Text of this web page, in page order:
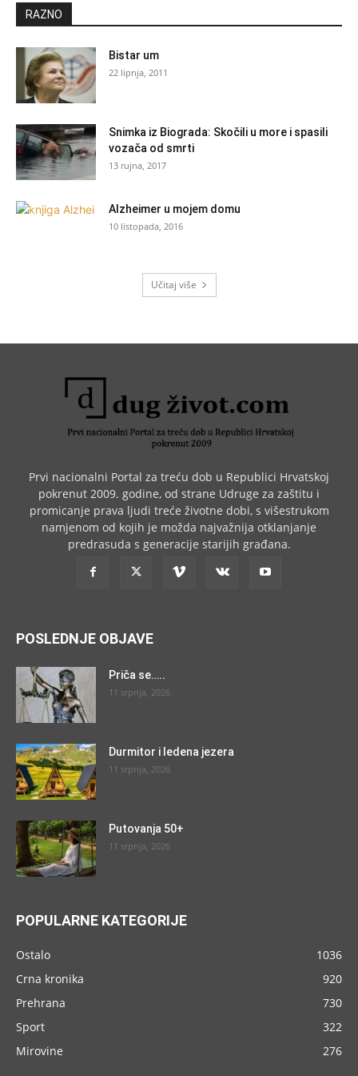
RAZNO
Bistar um
22 lipnja, 2011
Snimka iz Biograda: Skočili u more i spasili
vozača od smrti
13 rujna, 2017
Alzheimer u mojem domu
10 listopada, 2016
Učitaj više
Prvi nacionalni Portal za treću dob u Republici Hrvatskoj
pokrenut 2009. godine, od strane Udruge za zaštitu i
promicanje prava ljudi treće životne dobi, s višestrukom
namjenom od kojih je možda najvažnija otklanjanje
predrasuda s generacije starijih građana.
POSLEDNJE OBJAVE
Priča se…..
11 srpnja, 2026
Durmitor i ledena jezera
11 srpnja, 2026
Putovanja 50+
11 srpnja, 2026
POPULARNE KATEGORIJE
Ostalo
1036
Crna kronika
920
Prehrana
730
Sport
322
Mirovine
276